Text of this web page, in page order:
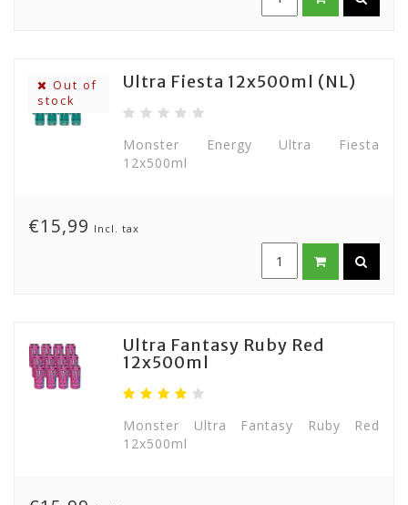
Out of
stock
Ultra Fiesta 12x500ml (NL)
Monster Energy Ultra Fiesta
12x500ml
€15,99 Incl. tax
Ultra Fantasy Ruby Red
12x500ml
Monster Ultra Fantasy Ruby Red
12x500ml